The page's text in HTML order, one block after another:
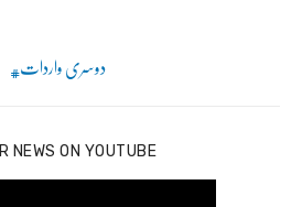
دوسری واردات
NEWS ON YOUTUBE